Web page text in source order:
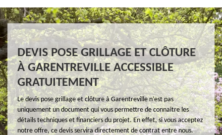
DEVIS POSE GRILLAGE ET CLÔTURE
À GARENTREVILLE ACCESSIBLE
GRATUITEMENT
Le devis pose grillage et clôture à Garentreville n’est pas
uniquement un document qui vous permettre de connaitre les
détails techniques et financiers du projet. En effet, si vous acceptez
notre offre, ce devis servira directement de contrat entre nous.